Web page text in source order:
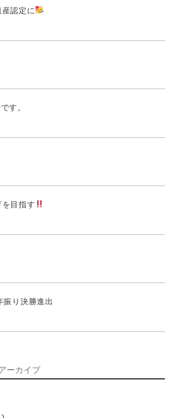
認定に
す。
目指す
振り決勝進出
ーカイブ